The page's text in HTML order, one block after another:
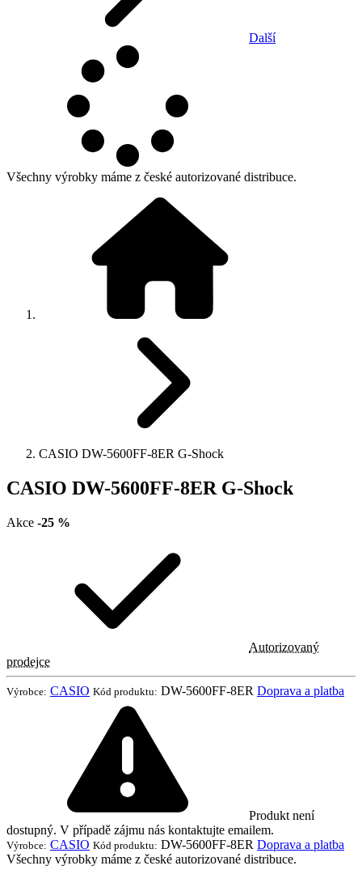
Další
Všechny výrobky máme z české autorizované distribuce.
CASIO DW-5600FF-8ER G-Shock
CASIO DW-5600FF-8ER G-Shock
Akce -25 %
Autorizovaný
prodejce
Výrobce: CASIO Kód produktu: DW-5600FF-8ER Doprava a platba
Produkt není
dostupný. V případě zájmu nás kontaktujte emailem.
Výrobce: CASIO Kód produktu: DW-5600FF-8ER Doprava a platba
Všechny výrobky máme z české autorizované distribuce.